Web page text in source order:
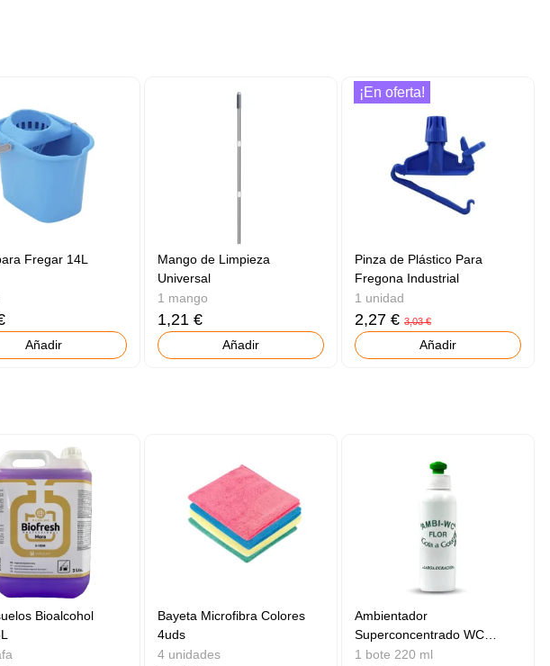
Fregar 14L
Añadir
Mango de Limpieza
Universal
1 mango
1,21 €
Añadir
¡En oferta!
Pinza de Plástico Para
Fregona Industrial
1 unidad
2,27 €3,03 €
Añadir
Bioalcohol
Bayeta Microfibra Colores
4uds
4 unidades
Ambientador
Superconcentrado WC
Flores
1 bote 220 ml